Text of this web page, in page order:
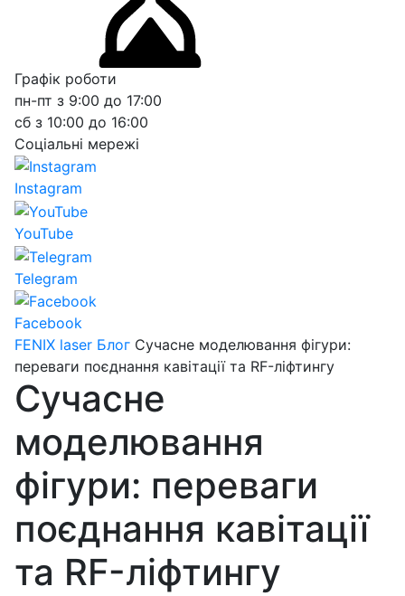
Графік роботи
пн-пт з 9:00 до 17:00
сб з 10:00 до 16:00
Соціальні мережі
Instagram
YouTube
Telegram
Facebook
FENIX laser Блог Сучасне моделювання фігури:
переваги поєднання кавітації та RF-ліфтингу
Сучасне
моделювання
фігури: переваги
поєднання кавітації
та RF-ліфтингу